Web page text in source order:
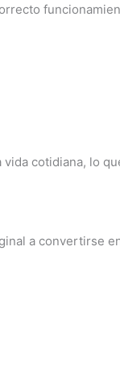
cotidiana, lo
a convertirse